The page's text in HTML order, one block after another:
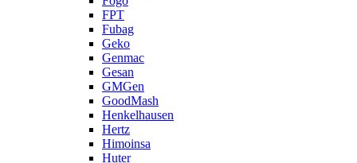
FPT
Fubag
Geko
Genmac
Gesan
GMGen
GoodMash
Henkelhausen
Hertz
Himoinsa
Huter